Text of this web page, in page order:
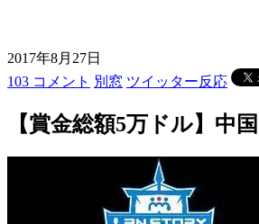
2017年8月27日
103 コメント 別窓 ツイッター反応
【賞金総額5万ドル】中